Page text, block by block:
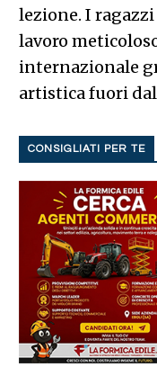
lezione. I
lavoro
internazionale
artistica fuori
CONSIGLIATI PER TE